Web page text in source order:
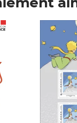
Prix 7,50€